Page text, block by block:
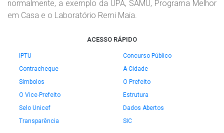
normalmente, a exemplo da UPA, SAMU, Programa Melhor
em Casa e o Laboratório Remi Maia.
ACESSO RÁPIDO
IPTU
Concurso Público
Contracheque
A Cidade
Símbolos
O Prefeito
O Vice-Prefeito
Estrutura
Selo Unicef
Dados Abertos
Transparência
SIC